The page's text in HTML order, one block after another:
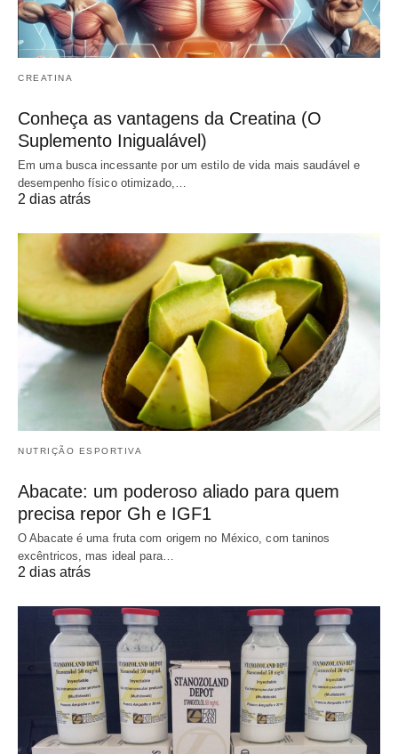
CREATINA
Conheça as vantagens da Creatina (O
Suplemento Inigualável)
Em uma busca incessante por um estilo de vida mais saudável e
desempenho físico otimizado,…
2 dias atrás
NUTRIÇÃO ESPORTIVA
Abacate: um poderoso aliado para quem
precisa repor Gh e IGF1
O Abacate é uma fruta com origem no México, com taninos
excêntricos, mas ideal para…
2 dias atrás